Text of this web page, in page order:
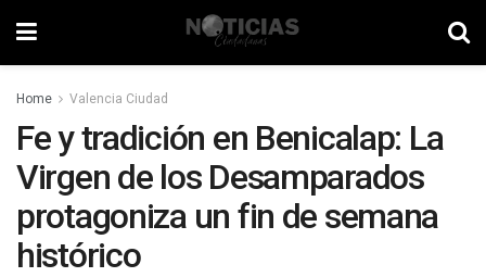
Home Valencia Ciudad
Fe y tradición en Benicalap: La
Virgen de los Desamparados
protagoniza un fin de semana
histórico